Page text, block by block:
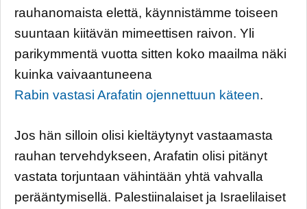
rauhanomaista elettä, käynnistämme toiseen
suuntaan kiitävän mimeettisen raivon. Yli
parikymmentä vuotta sitten koko maailma näki
kuinka vaivaantuneena
Rabin vastasi Arafatin ojennettuun käteen.
Jos hän silloin olisi kieltäytynyt vastaamasta
rauhan tervehdykseen, Arafatin olisi pitänyt
vastata torjuntaan vähintään yhtä vahvalla
perääntymisellä. Palestiinalaiset ja Israelilaiset